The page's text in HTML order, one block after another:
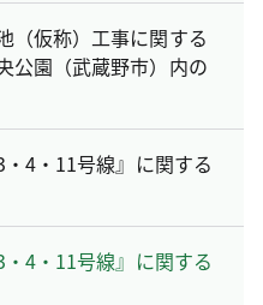
（仮称）工事に関する
公園（武蔵野市）内の
・4・11号線』に関する
・4・11号線』に関する